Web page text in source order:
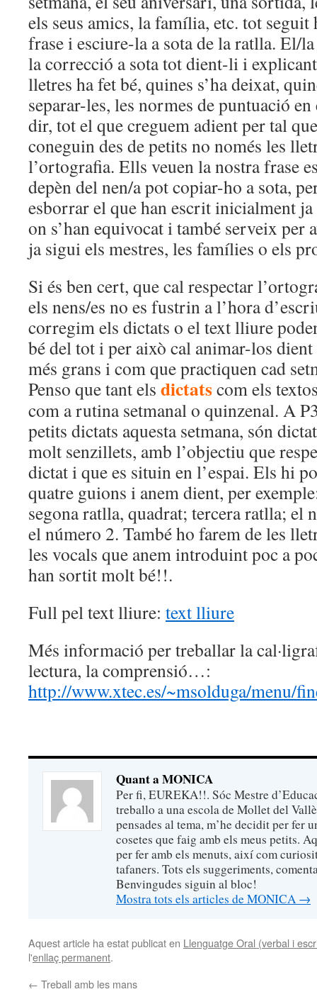
els seus amics, la família, etc. tot seguit
frase i esciure-la a sota de la ratlla. El/
la correcció a sota tot dient-li i
lletres ha fet bé, quines s’ha deixat,
separar-les, les normes de puntuació
dir, tot el que creguem adient per tal
coneguin des de petits no només les
l’ortografia. Ells veuen la nostra frase
depèn del nen/a pot copiar-ho a sota,
esborrar el que han escrit inicialment
on s’han equivocat i també serveix per
ja sigui els mestres, les famílies o els
Si és ben cert, que cal respectar
els nens/es no es fustrin a l’hora
corregim els dictats o el text lliure
bé del tot i per això cal animar-los dient
més grans i com que practiquen cad
Penso que tant els dictatscom els
com a rutina setmanal o quinzenal. A
petits dictats aquesta setmana, són
molt senzillets, amb l’objectiu que
dictat i que es situin en l’espai. Els hi
quatre guions i anem dient, per
segona ratlla, quadrat; tercera ratlla; el
el número 2. També ho farem de les
les vocals que anem introduint poc a
han sortit molt bé!!.
Full pel text lliure: text lliure
Més informació per treballar la
lectura, la comprensió…:
http://www.xtec.es/~msolduga/menu/
Quant a MONICA
Per fi, EUREKA!!. Sóc Mestre
treballo a una escola de Mollet del
pensades al tema, m’he decidit per fer
cosetes que faig amb els meus petits.
per fer amb els menuts, així com
tafaners. Tots els suggeriments,
Benvingudes siguin al bloc!
Mostra tots els articles de MONICA →
Aquest article ha estat publicat en Llenguatge Oral (verbal i
l'enllaç permanent.
← Treball amb les mans